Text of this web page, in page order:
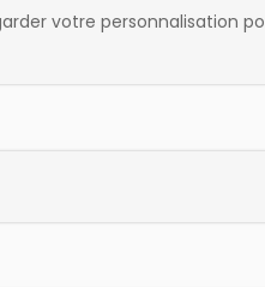
votre personnalisation